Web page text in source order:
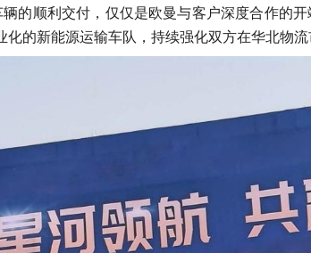
辆的顺利交付，仅仅是欧曼与客户深度合作的
的新能源运输车队，持续强化双方在华北物流